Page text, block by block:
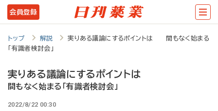
メ
イ
ン
テ
会員登録
トップ 解説
実りある議論にするポイントは 間もなく始まる
「有識者検討会」
実りある議論にするポイントは
間もなく始まる「有識者検討会」
2022/8/22 00:30